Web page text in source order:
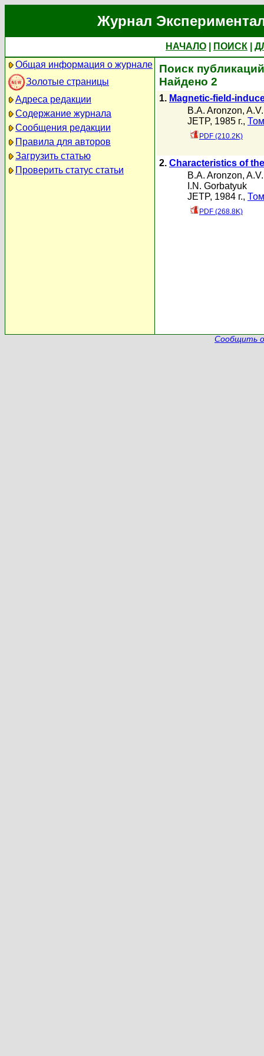
Журнал
НАЧАЛО ПОИСК
Общая информация о журнале
Золотые страницы
Адреса редакции
Содержание журнала
Сообщения редакции
Правила для авторов
Загрузить статью
Проверить статус статьи
Поиск
Найдено 2
1. Magnetic-field-
B.A. Aronzon,
JETP, 1985 г.,
PDF (210.2K)
2. Characteristics of
B.A. Aronzon,
I.N. Gorbatyuk
JETP, 1984 г.,
PDF (268.8K)
Сообщить о